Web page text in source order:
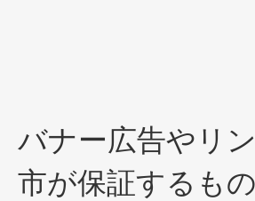
バナー広告やリ
市が保証するも